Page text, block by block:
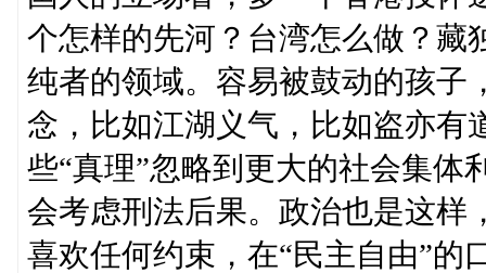
个怎样的先河？台湾怎么做？藏
纯者的领域。容易被鼓动的孩子
念，比如江湖义气，比如盗亦有
些“真理”忽略到更大的社会集体
会考虑刑法后果。政治也是这样
喜欢任何约束，在“民主自由”的